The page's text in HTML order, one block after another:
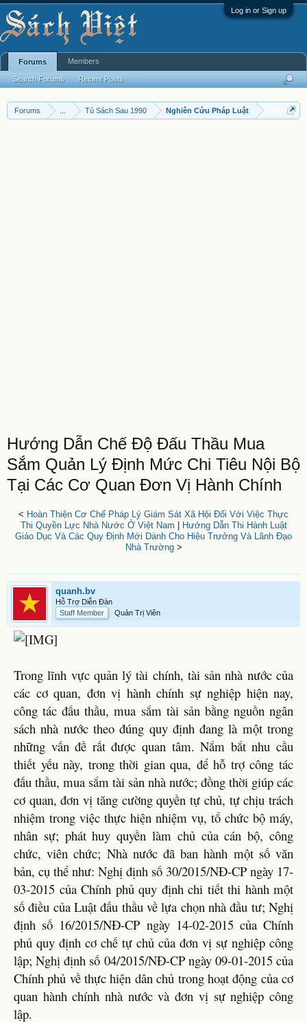
Log in or Sign up
Forums Tủ Sách Sau 1990 Nghiên Cứu Pháp Luật
Hướng Dẫn Chế Độ Đấu Thầu Mua
Sắm Quản Lý Định Mức Chi Tiêu Nội Bộ
Tại Các Cơ Quan Đơn Vị Hành Chính
< Hoàn Thiện Cơ Chế Pháp Lý Giám Sát Xã Hội Đối Với Việc Thực
Thi Quyền Lực Nhà Nước Ở Việt Nam
Hướng Dẫn Thi Hành Luật
Giáo Dục Và Các Quy Định Mới Dành Cho Hiệu Trưởng Và Lãnh Đạo
Nhà Trường>
quanh.bv
Hỗ Trợ Diễn Đàn
Staff Member
Quản Trị Viên
Trong lĩnh vực quản lý tài chính, tài sản nhà nước của
các cơ quan, đơn vị hành chính sự nghiệp hiện nay,
công tác đấu thầu, mua sắm tài sản bằng nguồn ngân
sách nhà nước theo đúng quy định đang là một trong
những vấn đề rất được quan tâm. Nắm bắt nhu cầu
thiết yếu này, trong thời gian qua, để hỗ trợ công tác
đấu thầu, mua sắm tài sản nhà nước; đồng thời giúp các
cơ quan, đơn vị tăng cường quyền tự chủ, tự chịu trách
nhiệm trong việc thực hiện nhiệm vụ, tổ chức bộ máy,
nhân sự; phát huy quyền làm chủ của cán bộ, công
chức, viên chức; Nhà nước đã ban hành một số văn
bản, cụ thể như: Nghị định số 30/2015/NĐ-CP ngày 17-
03-2015 của Chính phủ quy định chi tiết thi hành một
số điều của Luật đấu thầu về lựa chọn nhà đầu tư; Nghị
định số 16/2015/NĐ-CP ngày 14-02-2015 của Chính
phủ quy định cơ chế tự chủ của đơn vị sự nghiệp công
lập; Nghị định số 04/2015/NĐ-CP ngày 09-01-2015 của
Chính phủ về thực hiện dân chủ trong hoạt động của cơ
quan hành chính nhà nước và đơn vị sự nghiệp công
lập.
Forums
Search Forums Recent Posts
Members